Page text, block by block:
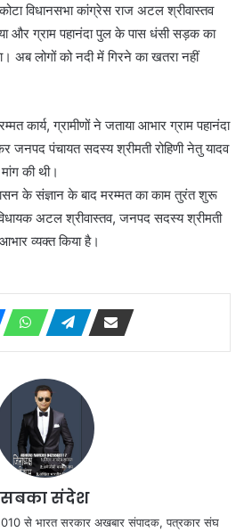
विधानसभा कांग्रेस राज अटल श्रीवास्तव
और ग्राम पहानंदा पुल के पास धंसी सड़क का
अब लोगों को नदी में गिरने का खतरा नहीं
कार्य, ग्रामीणों ने जताया आभार ग्राम पहानंदा
पंचायत सदस्य श्रीमती रोहिणी नेतु यादव
की थी।
के संज्ञान के बाद मरम्मत का काम तुरंत शुरू
अटल श्रीवास्तव, जनपद सदस्य श्रीमती
व्यक्त किया है।
सबका संदेश
से भारत सरकार अखबार संपादक, पत्रकार संघ